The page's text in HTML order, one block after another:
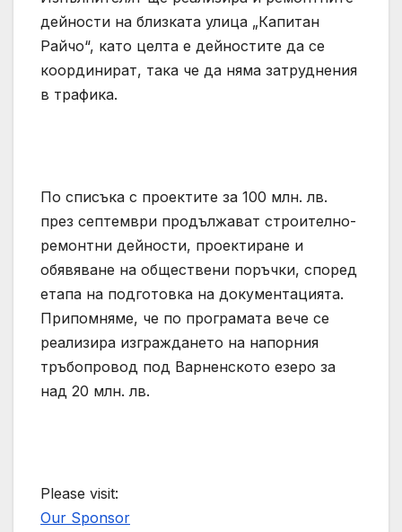
дейности на близката улица „Капитан
Райчо“, като целта е дейностите да се
координират, така че да няма затруднения
в трафика.
По списъка с проектите за 100 млн. лв.
през септември продължават строително-
ремонтни дейности, проектиране и
обявяване на обществени поръчки, според
етапа на подготовка на документацията.
Припомняме, че по програмата вече се
реализира изграждането на напорния
тръбопровод под Варненското езеро за
над 20 млн. лв.
Please visit:
Our Sponsor